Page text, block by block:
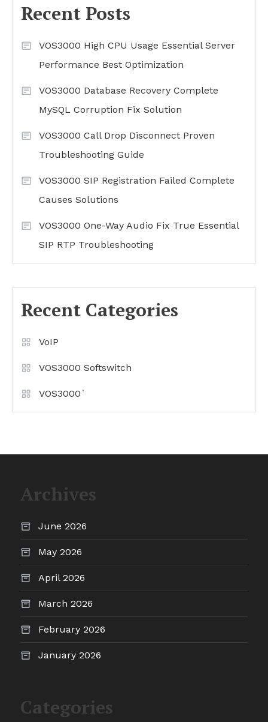
Recent Posts
VOS3000 High CPU Usage Essential Server
Performance Best Optimization
VOS3000 Database Recovery Complete
MySQL Corruption Fix Solution
VOS3000 Call Drop Disconnect Proven
Troubleshooting Guide
VOS3000 SIP Registration Failed Complete
Causes Solutions
VOS3000 One-Way Audio Fix True Essential
SIP RTP Troubleshooting
Recent Categories
VoIP
VOS3000 Softswitch
VOS3000`
Archives
June 2026
May 2026
April 2026
March 2026
February 2026
January 2026
Categories